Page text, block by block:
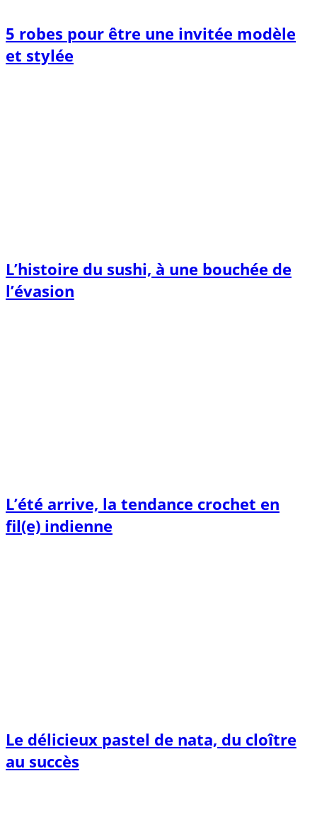
5 robes pour être une invitée modèle
et stylée
L’histoire du sushi, à une bouchée de
l’évasion
L’été arrive, la tendance crochet en
fil(e) indienne
Le délicieux pastel de nata, du cloître
au succès